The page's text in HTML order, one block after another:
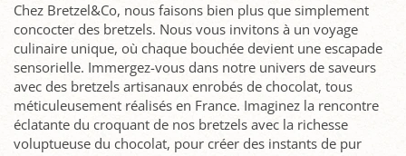
Chez Bretzel&Co, nous faisons bien plus que simplement
concocter des bretzels. Nous vous invitons à un voyage
culinaire unique, où chaque bouchée devient une escapade
sensorielle. Immergez-vous dans notre univers de saveurs
avec des bretzels artisanaux enrobés de chocolat, tous
méticuleusement réalisés en France. Imaginez la rencontre
éclatante du croquant de nos bretzels avec la richesse
voluptueuse du chocolat, pour créer des instants de pur